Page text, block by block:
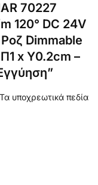
70227
120° DC 24V
Dimmable
x Υ0.2cm –
Τα υποχρεωτικά πεδία